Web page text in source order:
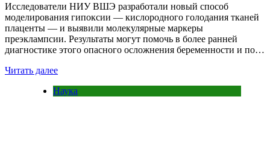
Исследователи НИУ ВШЭ разработали новый способ
моделирования гипоксии — кислородного голодания тканей
плаценты — и выявили молекулярные маркеры
преэклампсии. Результаты могут помочь в более ранней
диагностике этого опасного осложнения беременности и по…
Читать далее
Наука